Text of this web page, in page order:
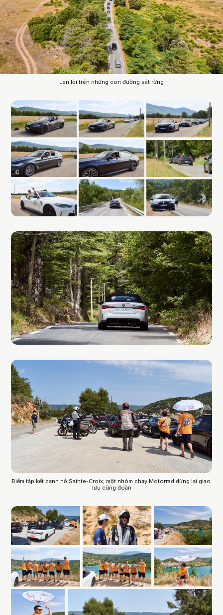
Len lỏi trên những con đường sát rừng
Điểm tập kết cạnh hồ Sainte-Croix; một nhóm chạy Motorrad dừng lại giao
lưu cùng đoàn